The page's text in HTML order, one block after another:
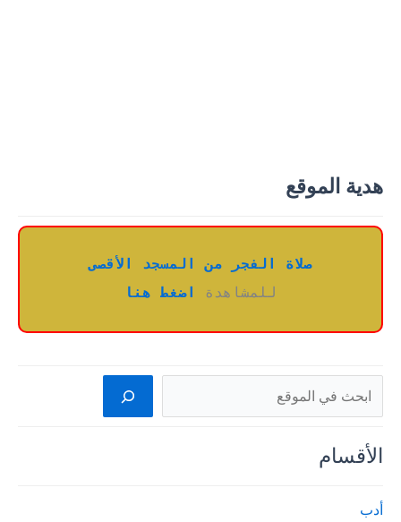
هدية الموقع
صلاة الفجر من المسجد الأقصى
للمشاهدة
اضغط هنا
البحث
الأقسام
أدب